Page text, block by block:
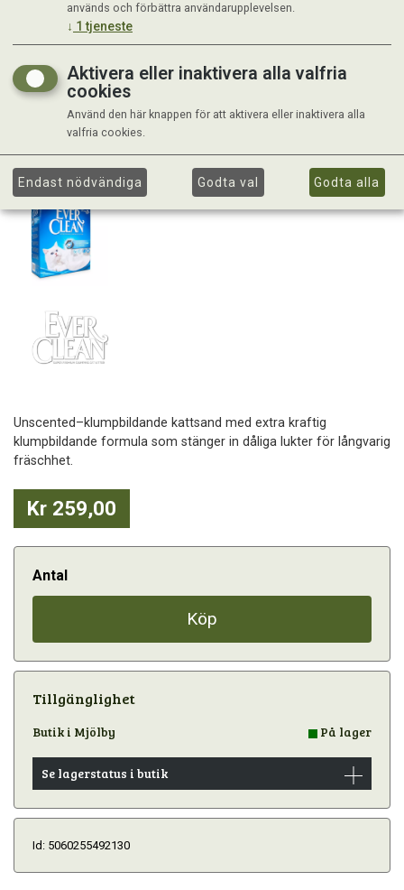
Unscented–klumpbildande kattsand med extra kraftig
klumpbildande formula som stänger in dåliga lukter för långvarig
fräschhet.
Kr 259,00
Antal
Köp
Tillgänglighet
Butik i Mjölby På lager
Se lagerstatus i butik
Id: 5060255492130
används och förbättra användarupplevelsen.
↓ 1 tjeneste
Aktivera eller inaktivera alla valfria
cookies
Använd den här knappen för att aktivera eller inaktivera alla
valfria cookies.
Endast nödvändiga Godta val Godta alla